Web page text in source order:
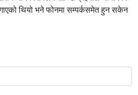
थियो भने फोनमा सम्पर्कसमेत हुन सकेन